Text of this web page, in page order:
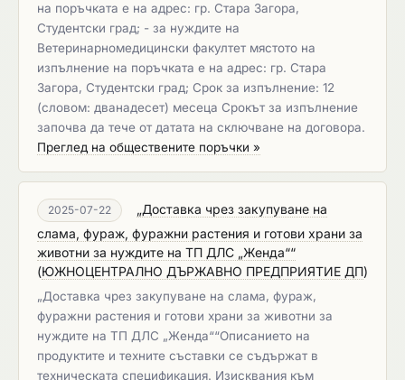
на поръчката е на адрес: гр. Стара Загора,
Студентски град; - за нуждите на
Ветеринарномедицински факултет мястото на
изпълнение на поръчката е на адрес: гр. Стара
Загора, Студентски град; Срок за изпълнение: 12
(словом: дванадесет) месеца Срокът за изпълнение
започва да тече от датата на сключване на договора.
Преглед на обществените поръчки »
2025-07-22
„Доставка чрез закупуване на
слама, фураж, фуражни растения и готови храни за
животни за нуждите на ТП ДЛС „Женда““
(ЮЖНОЦЕНТРАЛНО ДЪРЖАВНО ПРЕДПРИЯТИЕ ДП)
​„Доставка чрез закупуване на слама, фураж,
фуражни растения и готови храни за животни за
нуждите на ТП ДЛС „Женда““Описанието на
продуктите и техните съставки се съдържат в
техническата спецификация. Изисквания към